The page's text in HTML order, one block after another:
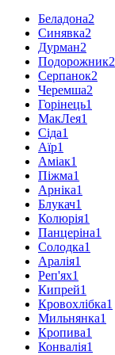
Беладона2
Синявка2
Дурман2
Подорожник2
Серпанок2
Черемша2
Горінець1
МакЛея1
Сіда1
Аїр1
Аміак1
Піжма1
Арніка1
Блукач1
Колюрія1
Панцеріна1
Солодка1
Аралія1
Реп'ях1
Кипрей1
Кровохлібка1
Мильнянка1
Кропива1
Конвалія1